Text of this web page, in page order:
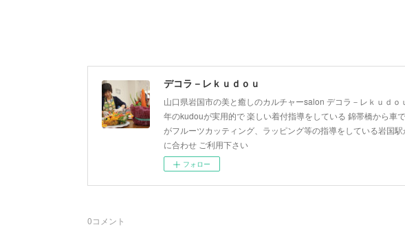
デコラ－レｋｕｄｏｕ
山口県岩国市の美と癒しのカルチャーsalon デコラ－レｋｕｄ
年のkudouが実用的で 楽しい着付指導をしている 錦帯橋から車
がフルーツカッティング、ラッピング等の指導をしている岩国
に合わせ ご利用下さい
フォロー
0コメント